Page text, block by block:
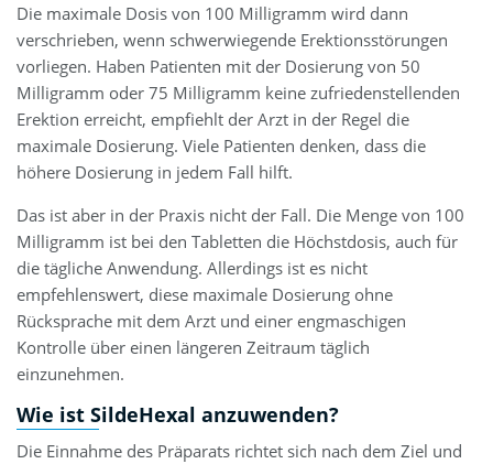
Die maximale Dosis von 100 Milligramm wird dann
verschrieben, wenn schwerwiegende Erektionsstörungen
vorliegen. Haben Patienten mit der Dosierung von 50
Milligramm oder 75 Milligramm keine zufriedenstellenden
Erektion erreicht, empfiehlt der Arzt in der Regel die
maximale Dosierung. Viele Patienten denken, dass die
höhere Dosierung in jedem Fall hilft.
Das ist aber in der Praxis nicht der Fall. Die Menge von 100
Milligramm ist bei den Tabletten die Höchstdosis, auch für
die tägliche Anwendung. Allerdings ist es nicht
empfehlenswert, diese maximale Dosierung ohne
Rücksprache mit dem Arzt und einer engmaschigen
Kontrolle über einen längeren Zeitraum täglich
einzunehmen.
Wie ist SildeHexal anzuwenden?
Die Einnahme des Präparats richtet sich nach dem Ziel und